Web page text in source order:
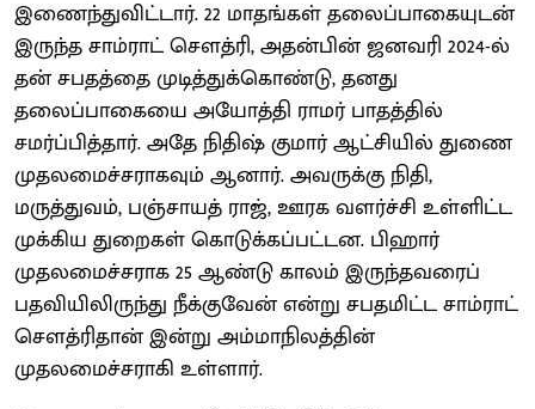
இணைந்துவிட்டார். 22 மாதங்கள் தலைப்பாகையுடன்
இருந்த சாம்ராட் சௌத்ரி, அதன்பின் ஜனவரி 2024-ல்
தன் சபதத்தை முடித்துக்கொண்டு, தனது
தலைப்பாகையை அயோத்தி ராமர் பாதத்தில்
சமர்ப்பித்தார். அதே நிதிஷ் குமார் ஆட்சியில் துணை
முதலமைச்சராகவும் ஆனார். அவருக்கு நிதி,
மருத்துவம், பஞ்சாயத் ராஜ், ஊரக வளர்ச்சி உள்ளிட்ட
முக்கிய துறைகள் கொடுக்கப்பட்டன. பிஹார்
முதலமைச்சராக 25 ஆண்டு காலம் இருந்தவரைப்
பதவியிலிருந்து நீக்குவேன் என்று சபதமிட்ட சாம்ராட்
சௌத்ரிதான் இன்று அம்மாநிலத்தின்
முதலமைச்சராகி உள்ளார்.